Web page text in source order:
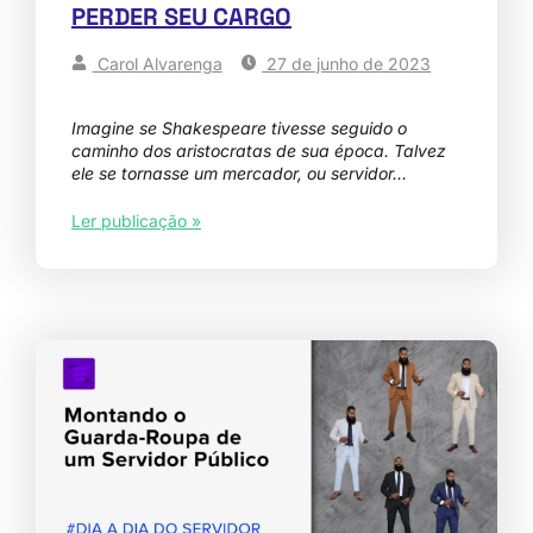
PERDER SEU CARGO
Carol Alvarenga 27 de junho de 2023
Imagine se Shakespeare tivesse seguido o
caminho dos aristocratas de sua época. Talvez
ele se tornasse um mercador, ou servidor…
Ler publicação »